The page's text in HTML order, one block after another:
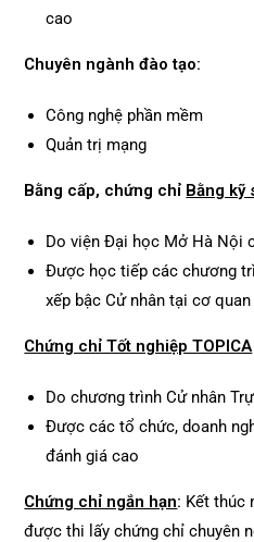
cao
Chuyên ngành đào tạo:
Công nghệ phần mềm
Quản trị mạng
Bằng cấp, chứng chỉ Bằng kỹ
Do viện Đại học Mở Hà Nội
Được học tiếp các chương
xếp bậc Cử nhân tại cơ
Chứng chỉ Tốt nghiệp TOPICA
Do chương trình Cử nhân
Được các tổ chức, doanh
đánh giá cao
Chứng chỉ ngắn hạn: Kết thúc
được thi lấy chứng chỉ chuyên